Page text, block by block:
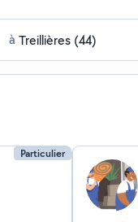
à
Particulier